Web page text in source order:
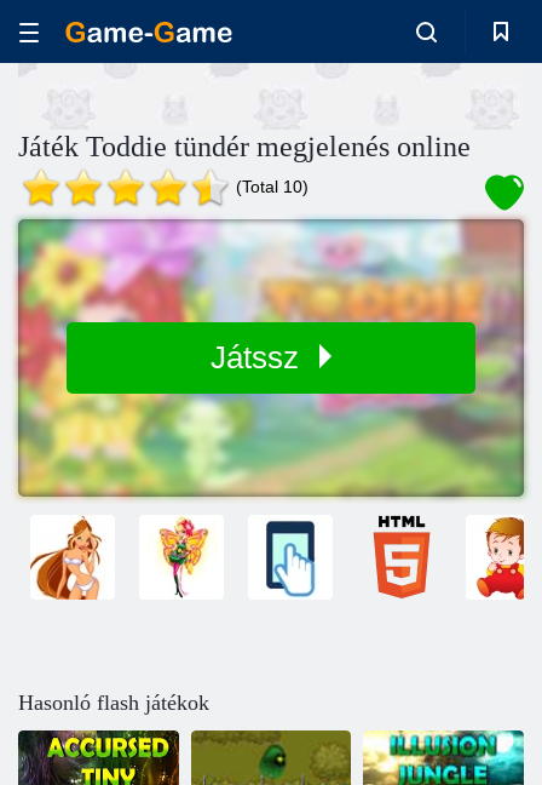
Játék Toddie tündér megjelenés online
(Total 10)
Játssz
Hasonló flash játékok